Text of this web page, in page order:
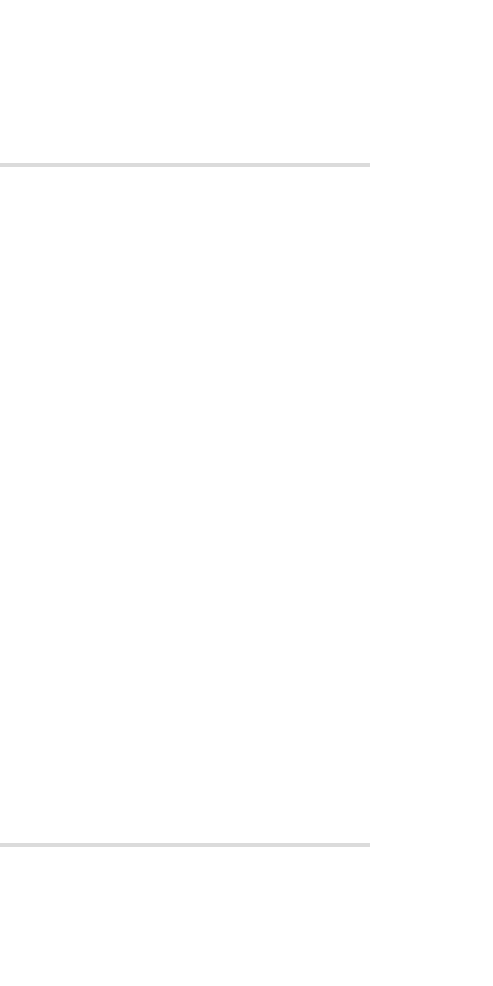
MAY NOT APPLY TO YOU.
VARY FROM STATE TO
OR THAT THE OPERATION
THEIR
INTERRUPTION OR OTHER
USE THEREOF OR INABILITY TO
DEALERS OR
OR LEGAL JURISDICTIONS DO
OR PERSONAL
LIMITATION OR EXCLUSION MAY
CANON, CANON'S
ANY AND ALL LIABILITY
as stated below or
by destroying the SOFTWARE
of this Agreement, in addition
any and all copies thereof.
If you are a US Government
at 48 C.F.R. 2.101 (October
herein. The manufacturer is
provisions hereof shall